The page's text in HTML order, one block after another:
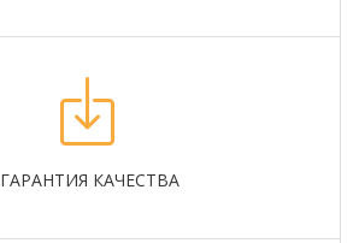
ГАРАНТИЯ КАЧЕСТВА